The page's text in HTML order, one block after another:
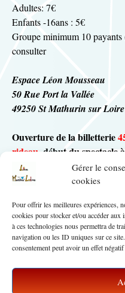
Gérer le
cookies
Pour offrir les meilleures expériences,
cookies pour stocker et/ou accéder
à ces technologies nous permettra de
navigation ou les ID uniques sur ce
consentement peut avoir un effet
Adultes: 7€
Enfants -16ans : 5€
Groupe minimum 10
consulter
Espace Léon Mousseau
50 Rue Port la Vallée
49250 St Mathurin sur Loire
Ouverture de la billetterie
rideau, début du spectacle
Parking à proximité –
personnes à mobilité réduite